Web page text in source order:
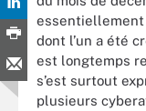
essentiellement
dont l’un a été
est longtemps
s’est surtout
plusieurs